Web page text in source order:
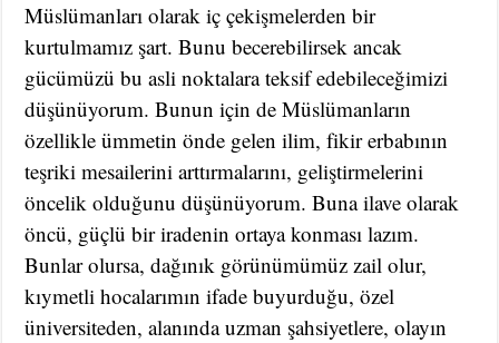
Müslümanları olarak iç çekişmelerden bir
kurtulmamız şart. Bunu becerebilirsek ancak
gücümüzü bu asli noktalara teksif edebileceğimizi
düşünüyorum. Bunun için de Müslümanların
özellikle ümmetin önde gelen ilim, fikir erbabının
teşriki mesailerini arttırmalarını, geliştirmelerini
öncelik olduğunu düşünüyorum. Buna ilave olarak
öncü, güçlü bir iradenin ortaya konması lazım.
Bunlar olursa, dağınık görünümümüz zail olur,
kıymetli hocalarımın ifade buyurduğu, özel
üniversiteden, alanında uzman şahsiyetlere, olayın